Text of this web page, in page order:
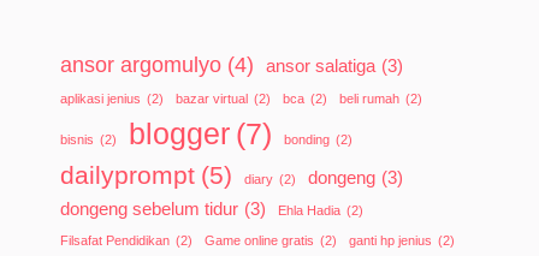
ansor argomulyo (4) ansor salatiga (3)
aplikasi jenius (2) bazar virtual (2) bca (2) beli rumah (2)
bisnis (2) blogger (7) bonding (2)
dailyprompt (5) diary (2) dongeng (3)
dongeng sebelum tidur (3) Ehla Hadia (2)
Filsafat Pendidikan (2) Game online gratis (2) ganti hp jenius (2)